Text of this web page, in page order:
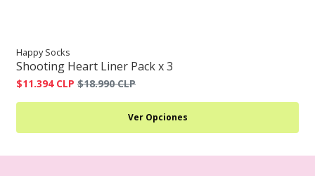
Happy Socks
Shooting Heart Liner Pack x 3
$11.394 CLP $18.990 CLP
Ver Opciones